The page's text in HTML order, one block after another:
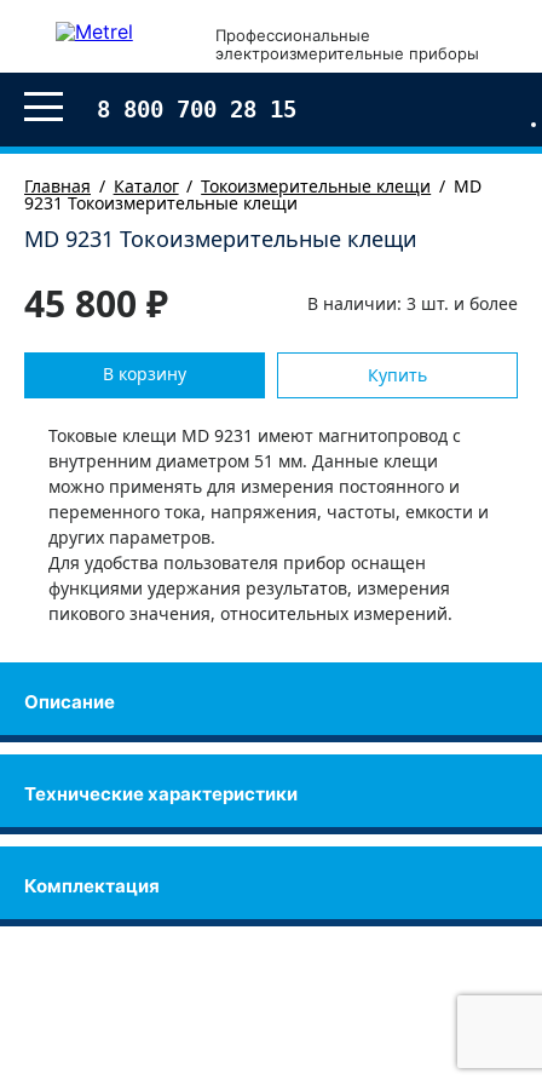
Профессиональные
электроизмерительные приборы
8 800 700 28 15
Главная Каталог Токоизмерительные клещи MD
9231 Токоизмерительные клещи
MD 9231 Токоизмерительные клещи
45 800 ₽ В наличии: 3 шт. и более
В корзину Купить
Токовые клещи MD 9231 имеют магнитопровод с
внутренним диаметром 51 мм. Данные клещи
можно применять для измерения постоянного и
переменного тока, напряжения, частоты, емкости и
других параметров.
Для удобства пользователя прибор оснащен
функциями удержания результатов, измерения
пикового значения, относительных измерений.
Описание
Технические характеристики
Комплектация